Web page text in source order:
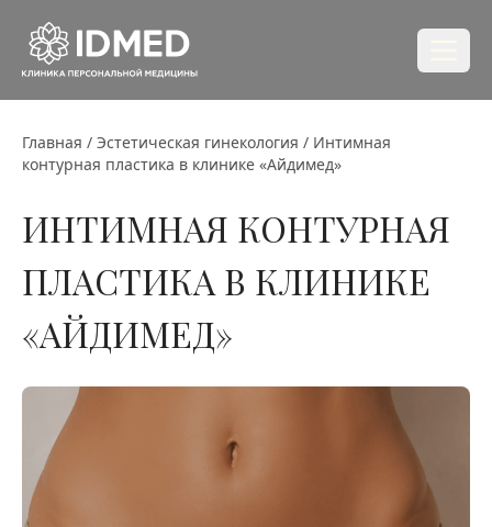
Главная / Эстетическая гинекология / Интимная
контурная пластика в клинике «Айдимед»
ИНТИМНАЯ КОНТУРНАЯ
ПЛАСТИКА В КЛИНИКЕ
«АЙДИМЕД»